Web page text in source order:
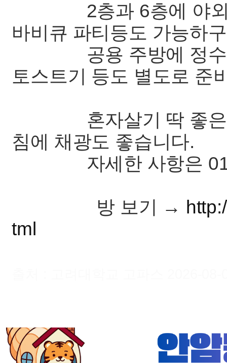
2층과 6층에 야외 태
바비큐 파티등도 가능하
공용 주방에 정수기
토스트기 등도 별도로 준
혼자살기 딱 좋은 크
침에 채광도 좋습니다.
자세한 사항은 010-
방 보기 →
tml